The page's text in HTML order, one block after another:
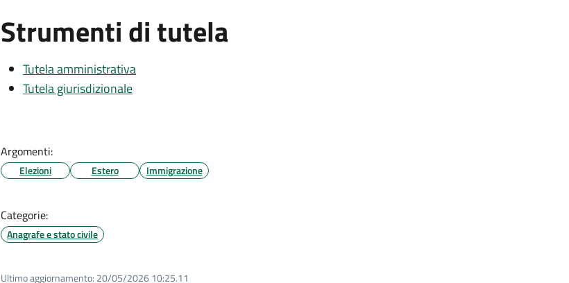
Strumenti di tutela
Tutela amministrativa
Tutela giurisdizionale
Argomenti:
Elezioni Estero Immigrazione
Categorie:
Anagrafe e stato civile
Ultimo aggiornamento: 20/05/2026 10:25.11